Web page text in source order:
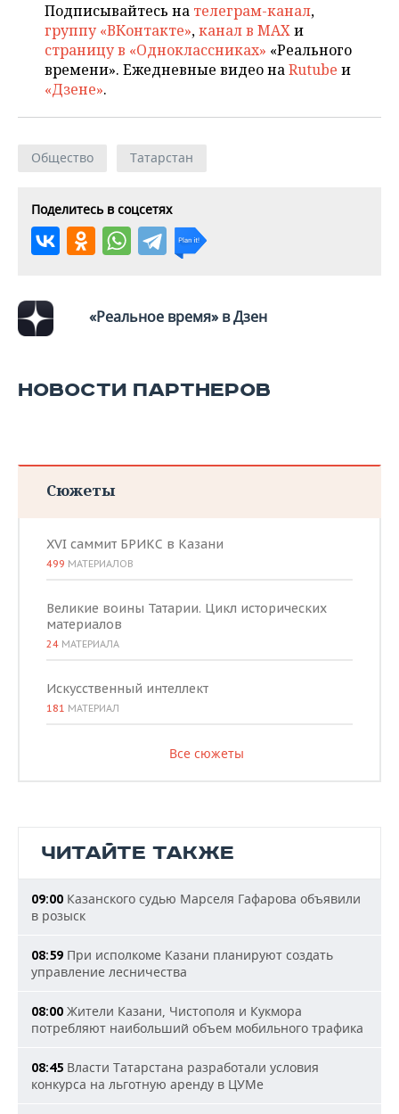
Подписывайтесь на телеграм-канал,
группу «ВКонтакте»,канал в MAXи
страницу в «Одноклассниках» «Реального
времени». Ежедневные видео наRutube и
«Дзене».
Общество Татарстан
Поделитесь в соцсетях
«Реальное время» в Дзен
НОВОСТИ ПАРТНЕРОВ
Сюжеты
XVI саммит БРИКС в Казани
499 МАТЕРИАЛОВ
Великие воины Татарии. Цикл исторических
материалов
24 МАТЕРИАЛА
Искусственный интеллект
181 МАТЕРИАЛ
Все сюжеты
ЧИТАЙТЕ ТАКЖЕ
09:00 Казанского судью Марселя Гафарова объявили
в розыск
08:59 При исполкоме Казани планируют создать
управление лесничества
08:00 Жители Казани, Чистополя и Кукмора
потребляют наибольший объем мобильного трафика
08:45 Власти Татарстана разработали условия
конкурса на льготную аренду в ЦУМе